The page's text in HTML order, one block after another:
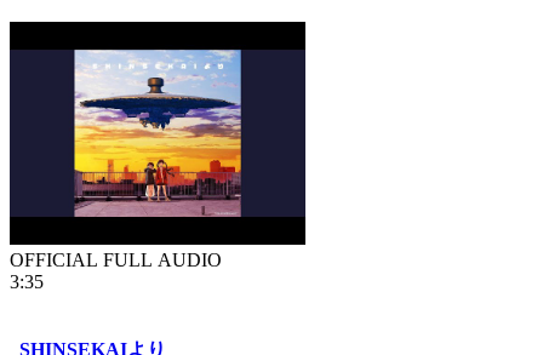
OFFICIAL FULL AUDIO
3:35
SHINSEKAIより